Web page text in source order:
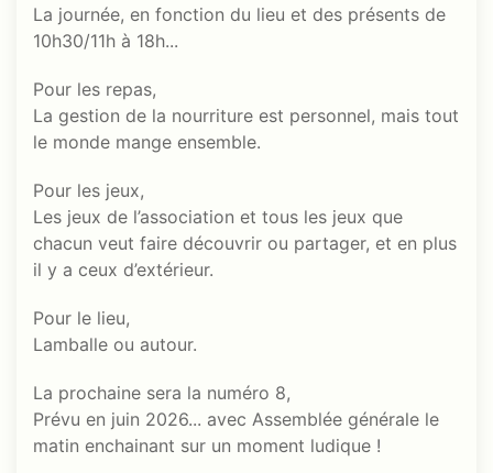
La journée, en fonction du lieu et des présents de
10h30/11h à 18h...
Pour les repas,
La gestion de la nourriture est personnel, mais tout
le monde mange ensemble.
Pour les jeux,
Les jeux de l’association et tous les jeux que
chacun veut faire découvrir ou partager, et en plus
il y a ceux d’extérieur.
Pour le lieu,
Lamballe ou autour.
La prochaine sera la numéro 8,
Prévu en juin 2026... avec Assemblée générale le
matin enchainant sur un moment ludique !